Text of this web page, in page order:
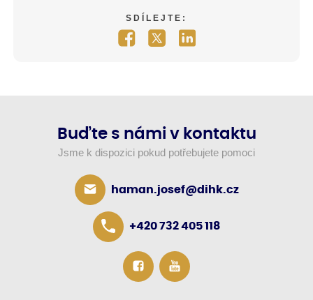
SDÍLEJTE:
Buďte s námi v kontaktu
Jsme k dispozici pokud potřebujete pomoci
haman.josef@dihk.cz
+420 732 405 118